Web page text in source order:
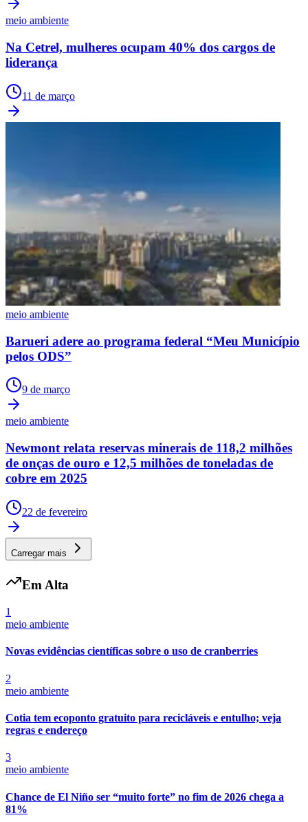
meio ambiente
Na Cetrel, mulheres ocupam 40% dos cargos de
liderança
11 de março
meio ambiente
Barueri adere ao programa federal “Meu Município
pelos ODS”
9 de março
meio ambiente
Newmont relata reservas minerais de 118,2 milhões
de onças de ouro e 12,5 milhões de toneladas de
cobre em 2025
22 de fevereiro
Carregar mais
Em Alta
1
meio ambiente
Novas evidências científicas sobre o uso de cranberries
2
meio ambiente
Cotia tem ecoponto gratuito para recicláveis e entulho; veja
regras e endereço
3
meio ambiente
Chance de El Niño ser “muito forte” no fim de 2026 chega a
81%